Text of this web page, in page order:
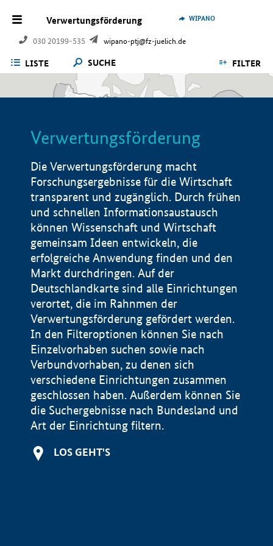
Verwertungsförderung
030 20199-535 wipano-ptj@fz-juelich.de
WIPANO
LISTE SUCHE FILTER
Verwertungsförderung
Die Verwertungsförderung macht
Forschungsergebnisse für die Wirtschaft
transparent und zugänglich. Durch frühen
und schnellen Informationsaustausch
können Wissenschaft und Wirtschaft
gemeinsam Ideen entwickeln, die
erfolgreiche Anwendung finden und den
Markt durchdringen. Auf der
Deutschlandkarte sind alle Einrichtungen
verortet, die im Rahnmen der
Verwertungsförderung gefördert werden.
In den Filteroptionen können Sie nach
Einzelvorhaben suchen sowie nach
Verbundvorhaben, zu denen sich
verschiedene Einrichtungen zusammen
geschlossen haben. Außerdem können Sie
die Suchergebnisse nach Bundesland und
Art der Einrichtung filtern.
LOS GEHT'S